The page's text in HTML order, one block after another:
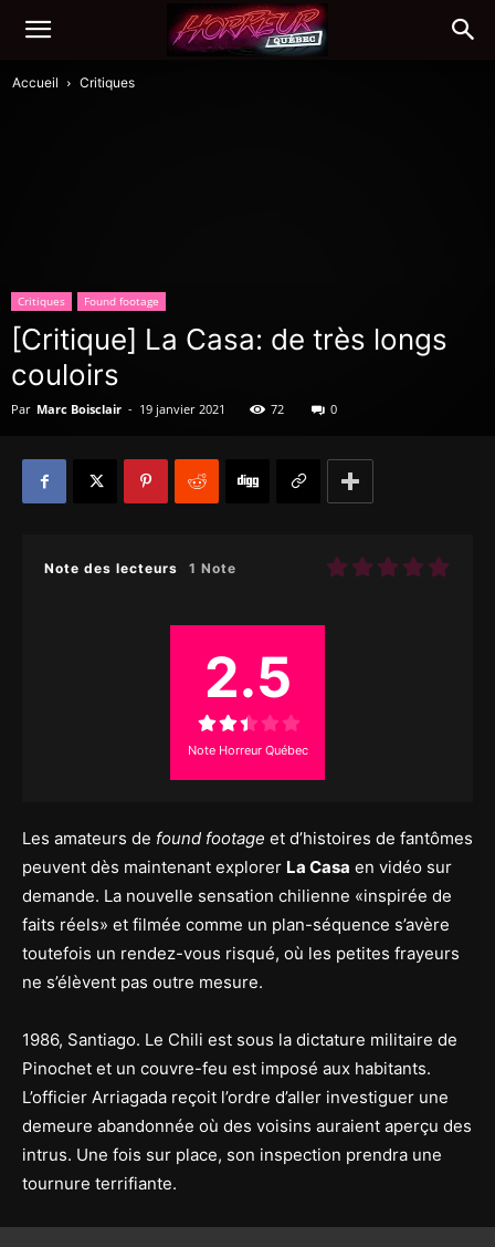
Accueil Critiques
Critiques Found footage
[Critique] La Casa: de très longs
couloirs
Par Marc Boisclair - 19 janvier 2021 72 0
Note des lecteurs 1 Note
2.5
Note Horreur Québec
Les amateurs de found footage et d’histoires de fantômes
peuvent dès maintenant explorer La Casa en vidéo sur
demande. La nouvelle sensation chilienne «inspirée de
faits réels» et filmée comme un plan-séquence s’avère
toutefois un rendez-vous risqué, où les petites frayeurs
ne s’élèvent pas outre mesure.
1986, Santiago. Le Chili est sous la dictature militaire de
Pinochet et un couvre-feu est imposé aux habitants.
L’officier Arriagada reçoit l’ordre d’aller investiguer une
demeure abandonnée où des voisins auraient aperçu des
intrus. Une fois sur place, son inspection prendra une
tournure terrifiante.